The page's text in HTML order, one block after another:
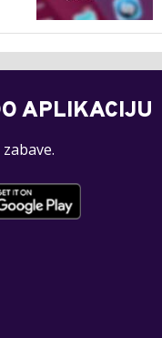
APLIKACIJU